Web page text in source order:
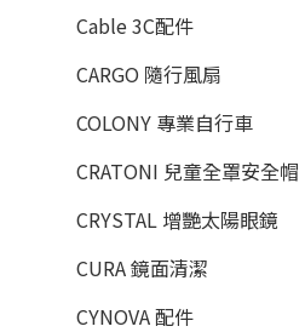
Cable 3C配件
CARGO 隨行風扇
COLONY 專業自行車
CRATONI 兒童全罩安全帽
CRYSTAL 增艷太陽眼鏡
CURA 鏡面清潔
CYNOVA 配件